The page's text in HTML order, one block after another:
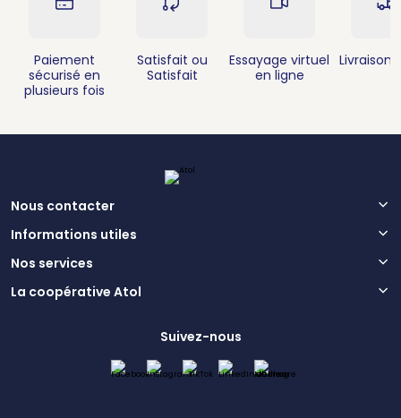
Paiement
sécurisé en
plusieurs fois
Satisfait ou
Satisfait
Essayage virtuel
en ligne
Livraison
Nous contacter
Informations utiles
Nos services
La coopérative Atol
Suivez-nous